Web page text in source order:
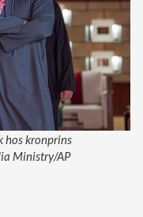
hos kronprins
Ministry/AP